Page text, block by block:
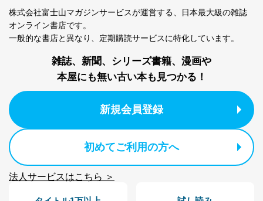
が、これらに限りません。
委託先：カスタマーサポート支援会社 、クレジッ
トカード決済などの決済代行・料金回収会社、広
提供先：出版社、出版物発売元、卸売会社、販売
販売店などの梱包・配送・配達会社
４．開示対象個人情報の「開示」「訂正」等の請求につ
の通知を求められた場合には、遅滞なくこれに応じま
利用目的の通知を行なうことはできません。そのとき
は、本人に遅滞無くその旨を通知するとともに、理由を
株式会社富士山マガジンサービスが運営する、
日本最大級の雑誌
オンライン書店です。
一般的な書店と異なり、 定期購読サービスに特化しています。
雑誌、新聞、シリーズ書籍、漫画や
本屋にも無い古い本も見つかる！
新規会員登録
初めてご利用の方へ
法人サービスはこちら ＞